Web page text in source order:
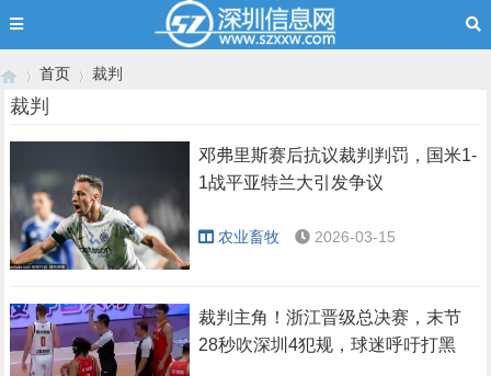
首页 裁判
裁判
邓弗里斯赛后抗议裁判判罚，国米1-
1战平亚特兰大引发争议
农业畜牧 2026-03-15
裁判主角！浙江晋级总决赛，末节
28秒吹深圳4犯规，球迷呼吁打黑